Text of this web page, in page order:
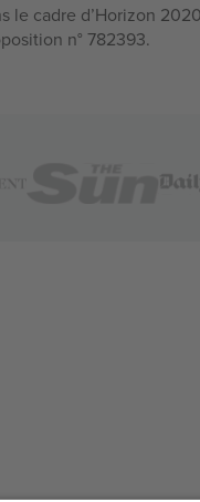
le cadre d’Horizon
n° 782393.